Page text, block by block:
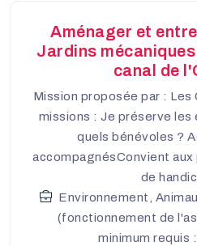
Aménager et
Jardins
canal de
Mission proposée par :
missions : Je préserve
quels bénévoles ?
accompagnésConvient
de
Environnement,
(fonctionnement de
minimum requis